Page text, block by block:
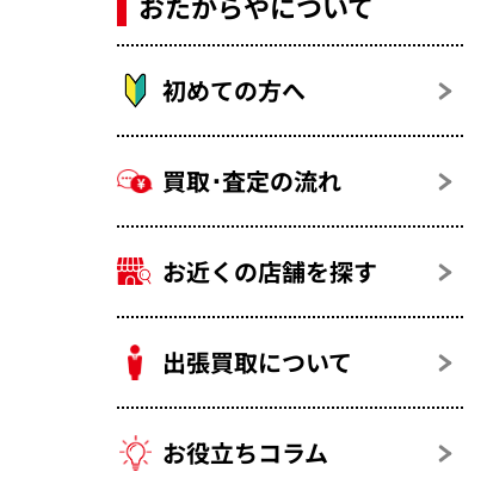
初めての方へ
買取･査定の流れ
お近くの店舗を探す
出張買取について
お役立ちコラム